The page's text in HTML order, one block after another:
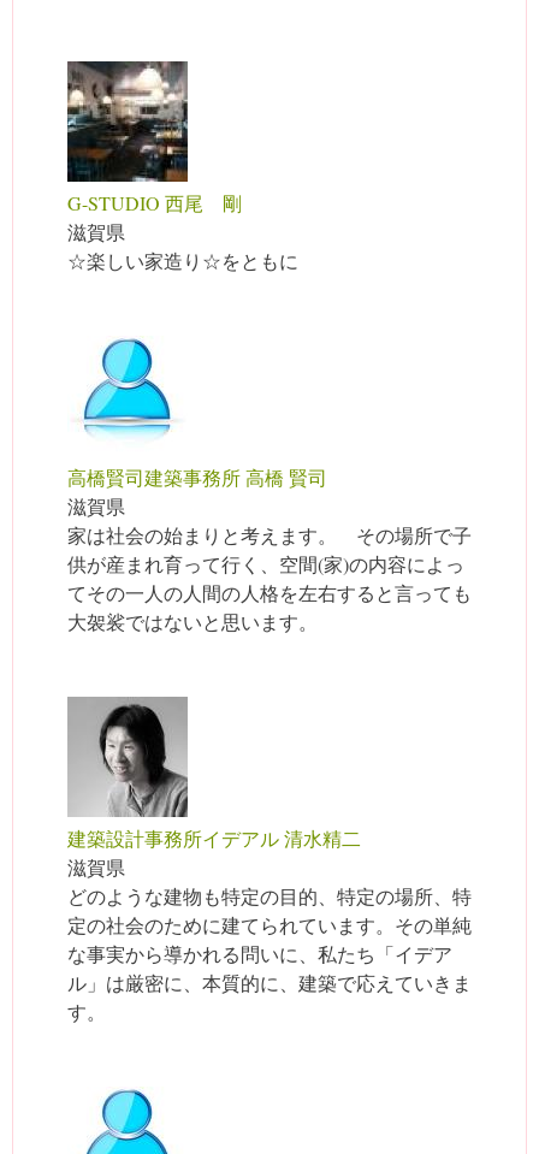
G-STUDIO 西尾 剛
滋賀県
☆楽しい家造り☆をともに
高橋賢司建築事務所 高橋 賢司
滋賀県
家は社会の始まりと考えます。 その場所で子
供が産まれ育って行く、空間(家)の内容によっ
てその一人の人間の人格を左右すると言っても
大袈裟ではないと思います。
建築設計事務所イデアル 清水精二
滋賀県
どのような建物も特定の目的、特定の場所、特
定の社会のために建てられています。その単純
な事実から導かれる問いに、私たち「イデア
ル」は厳密に、本質的に、建築で応えていきま
す。